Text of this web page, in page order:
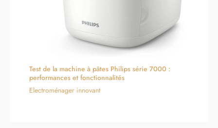
Test de la machine à pâtes Philips série 7000 :
performances et fonctionnalités
Electroménager innovant